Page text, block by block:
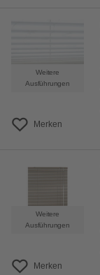
Weitere
Ausführungen
Merken
Weitere
Ausführungen
Merken